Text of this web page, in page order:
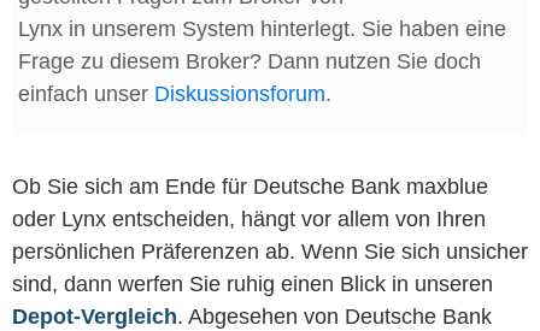
Lynx in unserem System hinterlegt. Sie haben eine
Frage zu diesem Broker? Dann nutzen Sie doch
einfach unser Diskussionsforum.
Ob Sie sich am Ende für Deutsche Bank maxblue
oder Lynx entscheiden, hängt vor allem von Ihren
persönlichen Präferenzen ab. Wenn Sie sich unsicher
sind, dann werfen Sie ruhig einen Blick in unseren
Depot-Vergleich. Abgesehen von Deutsche Bank